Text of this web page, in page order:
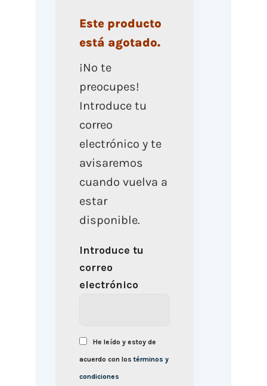
Este producto
está agotado.
¡No te
preocupes!
Introduce tu
correo
electrónico y te
avisaremos
cuando vuelva a
estar
disponible.
Introduce tu
correo
electrónico
He leído y estoy de
acuerdo con lostérminos y
condiciones